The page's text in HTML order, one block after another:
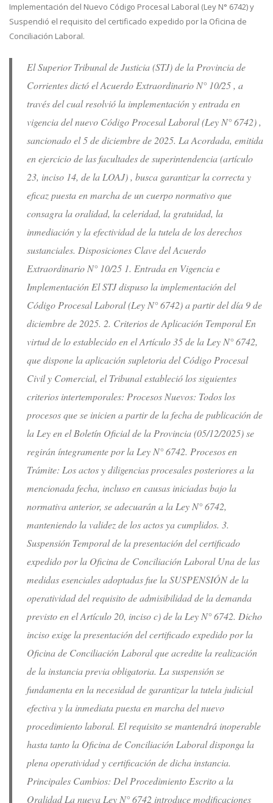
Implementación del Nuevo Código Procesal Laboral (Ley N° 6742) y
Suspendió el requisito del certificado expedido por la Oficina de
Conciliación Laboral.
El Superior Tribunal de Justicia (STJ) de la Provincia de
Corrientes dictó el Acuerdo Extraordinario N° 10/25 , a
través del cual resolvió la implementación y entrada en
vigencia del nuevo Código Procesal Laboral (Ley N° 6742) ,
sancionado el 5 de diciembre de 2025. La Acordada, emitida
en ejercicio de las facultades de superintendencia (artículo
23, inciso 14, de la LOAJ) , busca garantizar la correcta y
eficaz puesta en marcha de un cuerpo normativo que
consagra la oralidad, la celeridad, la gratuidad, la
inmediación y la efectividad de la tutela de los derechos
sustanciales. Disposiciones Clave del Acuerdo
Extraordinario N° 10/25 1. Entrada en Vigencia e
Implementación El STJ dispuso la implementación del
Código Procesal Laboral (Ley N° 6742) a partir del día 9 de
diciembre de 2025. 2. Criterios de Aplicación Temporal En
virtud de lo establecido en el Artículo 35 de la Ley N° 6742,
que dispone la aplicación supletoria del Código Procesal
Civil y Comercial, el Tribunal estableció los siguientes
criterios intertemporales: Procesos Nuevos: Todos los
procesos que se inicien a partir de la fecha de publicación de
la Ley en el Boletín Oficial de la Provincia (05/12/2025) se
regirán íntegramente por la Ley N° 6742. Procesos en
Trámite: Los actos y diligencias procesales posteriores a la
mencionada fecha, incluso en causas iniciadas bajo la
normativa anterior, se adecuarán a la Ley N° 6742,
manteniendo la validez de los actos ya cumplidos. 3.
Suspensión Temporal de la presentación del certificado
expedido por la Oficina de Conciliación Laboral Una de las
medidas esenciales adoptadas fue la SUSPENSIÓN de la
operatividad del requisito de admisibilidad de la demanda
previsto en el Artículo 20, inciso c) de la Ley N° 6742. Dicho
inciso exige la presentación del certificado expedido por la
Oficina de Conciliación Laboral que acredite la realización
de la instancia previa obligatoria. La suspensión se
fundamenta en la necesidad de garantizar la tutela judicial
efectiva y la inmediata puesta en marcha del nuevo
procedimiento laboral. El requisito se mantendrá inoperable
hasta tanto la Oficina de Conciliación Laboral disponga la
plena operatividad y certificación de dicha instancia.
Principales Cambios: Del Procedimiento Escrito a la
Oralidad La nueva Ley N° 6742 introduce modificaciones